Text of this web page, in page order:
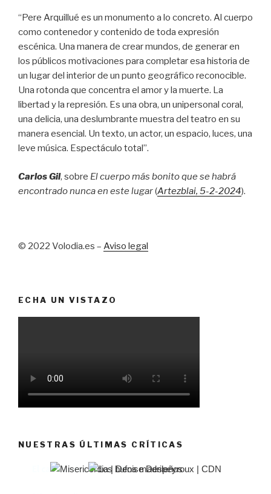
“Pere Arquillué es un monumento a lo concreto. Al cuerpo
como contenedor y contenido de toda expresión
escénica. Una manera de crear mundos, de generar en
los públicos motivaciones para completar esa historia de
un lugar del interior de un punto geográfico reconocible.
Una rotonda que concentra el amor y la muerte. La
libertad y la represión. Es una obra, un unipersonal coral,
una delicia, una deslumbrante muestra del teatro en su
manera esencial. Un texto, un actor, un espacio, luces, una
leve música. Espectáculo total”.
Carlos Gil, sobre El cuerpo más bonito que se habrá
encontrado nunca en este lugar(Artezblai, 5-2-2024).
© 2022 Volodia.es – Aviso legal
ECHA UN VISTAZO
NUESTRAS ÚLTIMAS CRÍTICAS
El castillo de Lindabridis